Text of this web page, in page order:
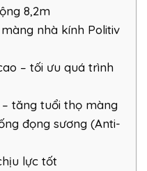
8,2m
nhà kính Politiv
– tối ưu quá trình
– tăng tuổi thọ màng
đọng sương (Anti-
lực tốt